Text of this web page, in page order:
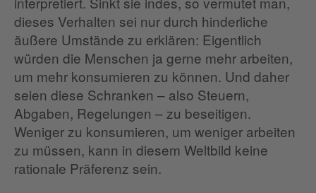
dieses Verhalten sei nur durch hinderliche
äußere Umstände zu erklären: Eigentlich
würden die Menschen ja gerne mehr arbeiten,
um mehr konsumieren zu können. Und daher
seien diese Schranken – also Steuern,
Abgaben, Regelungen – zu beseitigen.
Weniger zu konsumieren, um weniger arbeiten
zu müssen, kann in diesem Weltbild keine
rationale Präferenz sein.